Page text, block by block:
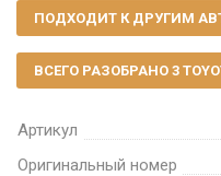
Артикул
Оригинальный номер
ПОДХОДИТ К ДРУГИМ
ВСЕГО РАЗОБРАНО 3